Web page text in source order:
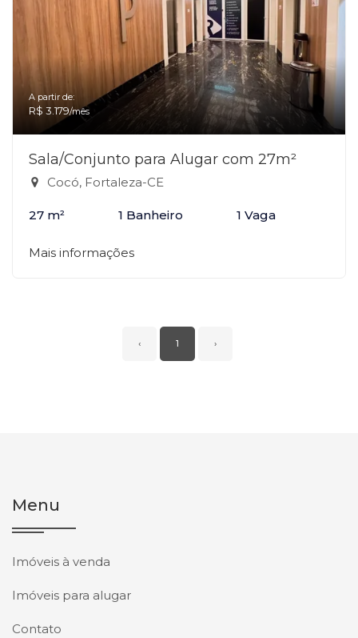
A partir de:
R$ 3.179/mês
Sala/Conjunto para Alugar com 27m²
Cocó, Fortaleza-CE
27 m² 1 Banheiro 1 Vaga
Mais informações
‹ 1 ›
Menu
Imóveis à venda
Imóveis para alugar
Contato